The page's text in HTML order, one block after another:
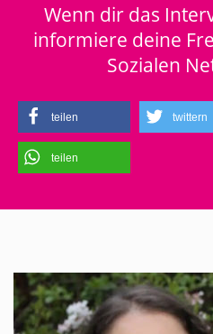
Wenn dir das
informiere deine
Sozialen
teilen twittern
teilen